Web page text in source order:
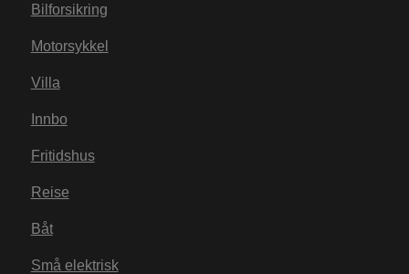
Bilforsikring
Motorsykkel
Villa
Innbo
Fritidshus
Reise
Båt
Små elektrisk